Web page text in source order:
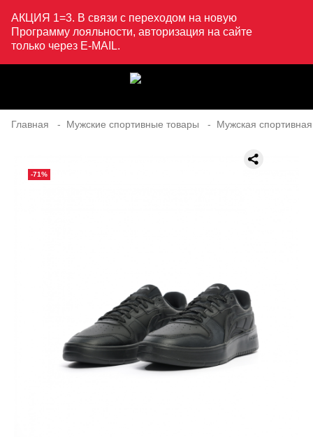
АКЦИЯ 1=3. В связи с переходом на новую
Программу лояльности, авторизация на сайте
только через E-MAIL.
Главная Мужские спортивные товары Мужская
-71%